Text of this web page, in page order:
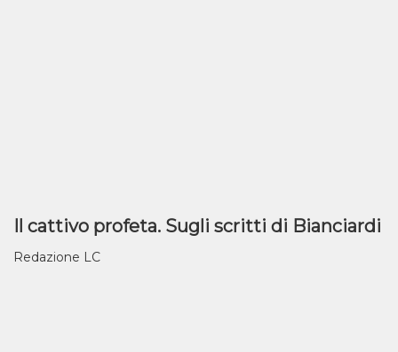
Il cattivo profeta. Sugli scritti di Bianciardi
Redazione LC